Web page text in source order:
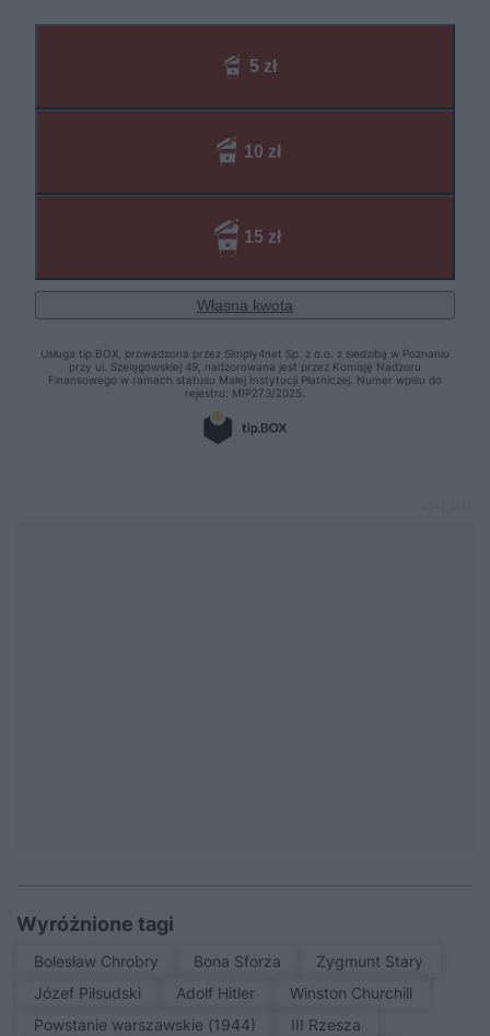
Wyróżnione tagi
Bolesław Chrobry Bona Sforza
Zygmunt Stary
Józef Piłsudski
Adolf Hitler
Winston Churchill
Powstanie warszawskie (1944)
III Rzesza